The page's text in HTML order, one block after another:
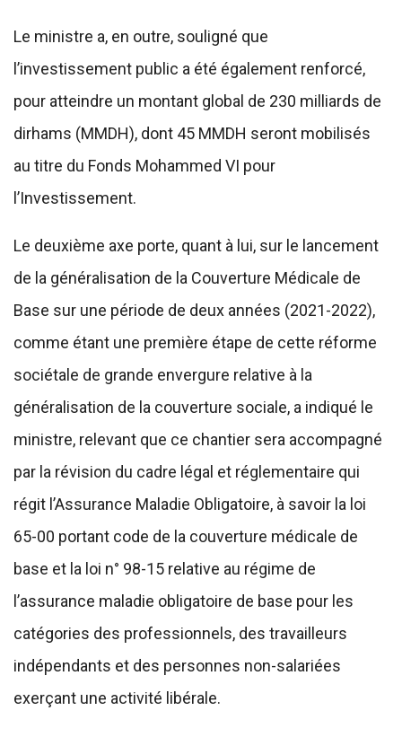
Le ministre a, en outre, souligné que
l’investissement public a été également renforcé,
pour atteindre un montant global de 230 milliards de
dirhams (MMDH), dont 45 MMDH seront mobilisés
au titre du Fonds Mohammed VI pour
l’Investissement.
Le deuxième axe porte, quant à lui, sur le lancement
de la généralisation de la Couverture Médicale de
Base sur une période de deux années (2021-2022),
comme étant une première étape de cette réforme
sociétale de grande envergure relative à la
généralisation de la couverture sociale, a indiqué le
ministre, relevant que ce chantier sera accompagné
par la révision du cadre légal et réglementaire qui
régit l’Assurance Maladie Obligatoire, à savoir la loi
65-00 portant code de la couverture médicale de
base et la loi n° 98-15 relative au régime de
l’assurance maladie obligatoire de base pour les
catégories des professionnels, des travailleurs
indépendants et des personnes non-salariées
exerçant une activité libérale.